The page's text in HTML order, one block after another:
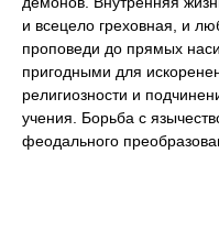
и всецело греховная, и
проповеди до прямых
пригодными для
религиозности и
учения. Борьба с
феодального